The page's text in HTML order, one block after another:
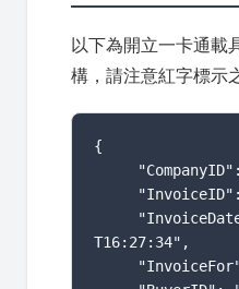
以下為開立一卡通載
構，請注意紅字標示
{
T16:27:34",